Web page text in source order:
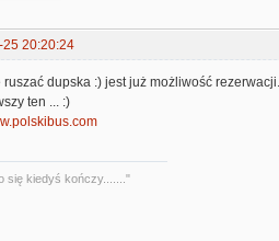
20:20:24
ruszać dupska :) jest już możliwość
ten ... :)
się kiedyś kończy......."